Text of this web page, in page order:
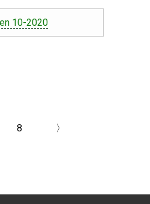
10-2020
8 〉